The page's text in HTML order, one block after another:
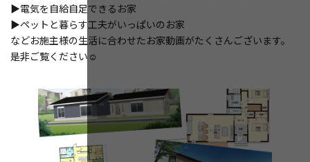
▶電気を自給自足できるお家
▶ペットと暮らす工夫がいっぱいのお家
などお施主様の生活に合わせたお家動画がたくさんございます。
是非ご覧ください☺